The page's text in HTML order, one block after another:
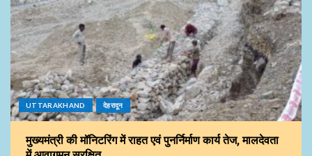
UTTARAKHAND देहरादून
मुख्यमंत्री की मॉनिटरिंग में राहत एवं पुनर्निर्माण कार्य तेज, मालदेवता